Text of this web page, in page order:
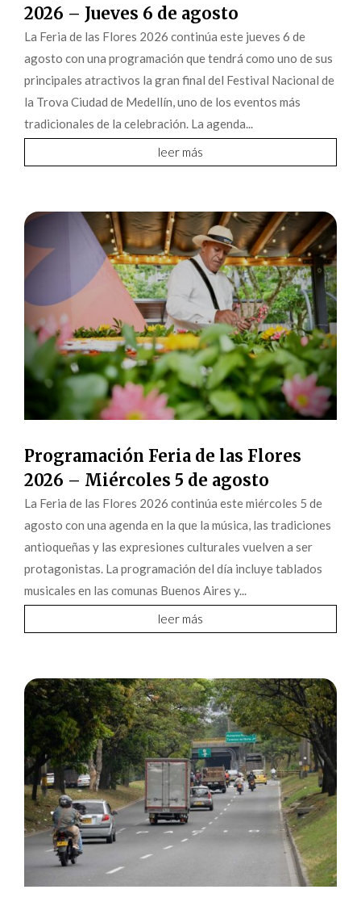
2026 – Jueves 6 de agosto
La Feria de las Flores 2026 continúa este jueves 6 de
agosto con una programación que tendrá como uno de sus
principales atractivos la gran final del Festival Nacional de
la Trova Ciudad de Medellín, uno de los eventos más
tradicionales de la celebración. La agenda...
leer más
Programación Feria de las Flores
2026 – Miércoles 5 de agosto
La Feria de las Flores 2026 continúa este miércoles 5 de
agosto con una agenda en la que la música, las tradiciones
antioqueñas y las expresiones culturales vuelven a ser
protagonistas. La programación del día incluye tablados
musicales en las comunas Buenos Aires y...
leer más